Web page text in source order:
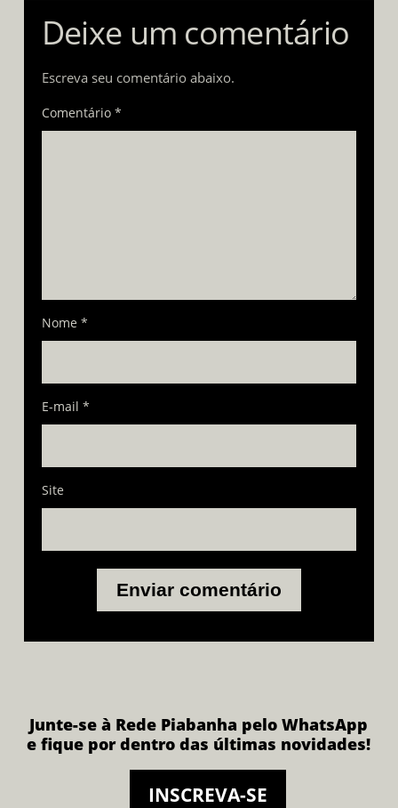
Deixe um comentário
Escreva seu comentário abaixo.
Comentário *
Nome *
E-mail *
Site
Junte-se à Rede Piabanha pelo WhatsApp
e fique por dentro das últimas novidades!
INSCREVA-SE